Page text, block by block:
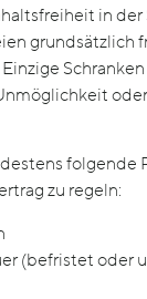
in der
grundsätzlich
oder
folgende
zu regeln:
(befristet oder